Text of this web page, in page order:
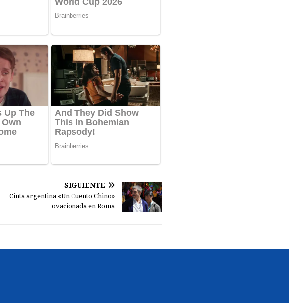
SIGUIENTE
Cinta argentina «Un Cuento Chino»
ovacionada en Roma